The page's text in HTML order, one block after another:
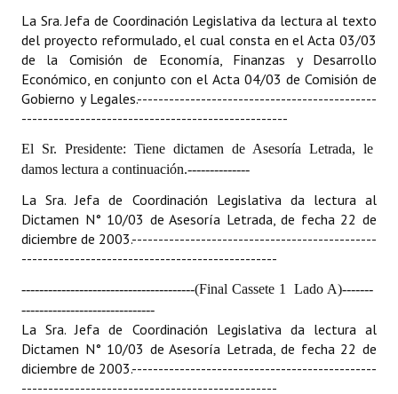
Registros y Distinciones
Datos Históricos
Premio al Mérito - Registro
Mujeres que Dejaron Huellas - Registro
Periodistas Decanos - Registro
Ciudadano Ilustre - Registro
Huéspedes de Honor - Registro
Antiguos Pobladores - Registro
La Sra. Jefa de Coordinación Legislativa da lectura al texto
del proyecto reformulado, el cual consta en el Acta 03/03
de la Comisión de Economía, Finanzas y Desarrollo
Económico, en conjunto con el Acta 04/03 de Comisión de
Gobierno y Legales.---------------------------------------------
--------------------------------------------------
El Sr. Presidente: Tiene dictamen de Asesoría Letrada, le
damos lectura a continuación.--------------
La Sra. Jefa de Coordinación Legislativa da lectura al
Dictamen N° 10/03 de Asesoría Letrada, de fecha 22 de
diciembre de 2003.----------------------------------------------
------------------------------------------------
---------------------------------------(Final Cassete 1  Lado A)-------
------------------------------
La Sra. Jefa de Coordinación Legislativa da lectura al
Dictamen N° 10/03 de Asesoría Letrada, de fecha 22 de
diciembre de 2003.----------------------------------------------
------------------------------------------------